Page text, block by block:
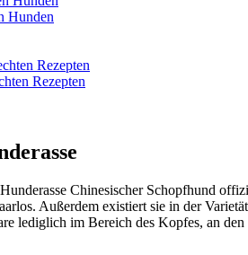
Hun­den
Rezep­ten
Chi­ne­si­scher Schopf­hund
Außer­dem exis­tiert sie in der
ledig­lich im Bereich des Kop­fes, an